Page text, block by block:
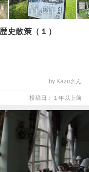
史散策（１）
by Kazuさん
投稿日：１年以上前